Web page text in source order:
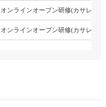
オンラインオープン研修(カサレア
オンラインオープン研修(カサレア